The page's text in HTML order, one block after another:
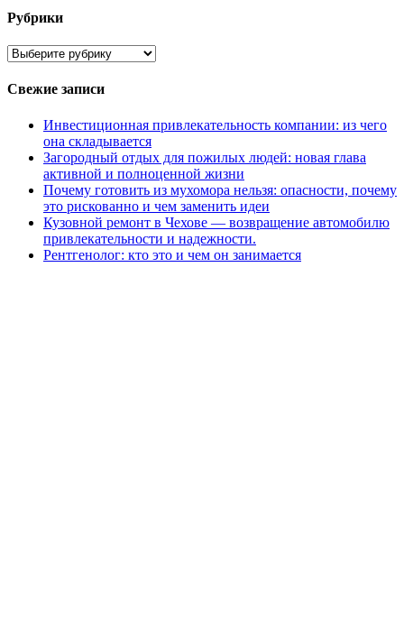
Рубрики
Рубрики
Свежие записи
Инвестиционная привлекательность компании: из чего
она складывается
Загородный отдых для пожилых людей: новая глава
активной и полноценной жизни
Почему готовить из мухомора нельзя: опасности, почему
это рискованно и чем заменить идеи
Кузовной ремонт в Чехове — возвращение автомобилю
привлекательности и надежности.
Рентгенолог: кто это и чем он занимается